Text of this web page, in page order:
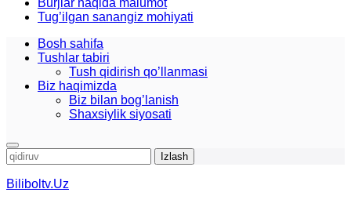
Burjlar haqida malumot
Tug’ilgan sanangiz mohiyati
Bosh sahifa
Tushlar tabiri
Tush qidirish qo’llanmasi
Biz haqimizda
Biz bilan bog’lanish
Shaxsiylik siyosati
Qidirshish:
Biliboltv.Uz